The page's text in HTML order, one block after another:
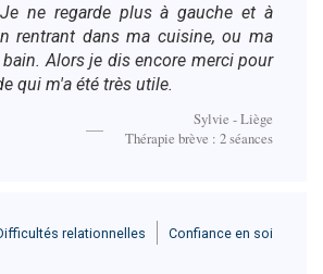
ne regarde plus à gauche et à
rentrant dans ma cuisine, ou ma
Alors je dis encore merci pour
qui m'a été très utile.
Sylvie - Liège
Thérapie brève : 2 séances
relationnelles Confiance en soi